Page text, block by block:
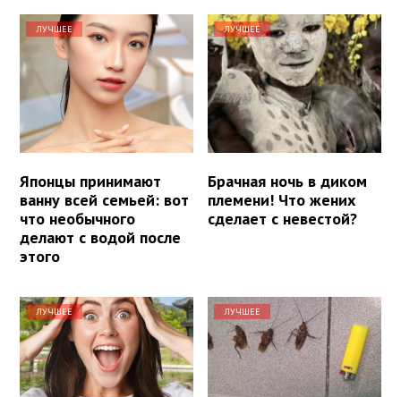
ЛУЧШЕЕ
Японцы принимают
ванну всей семьей: вот
что необычного
делают с водой после
этого
ЛУЧШЕЕ
Брачная ночь в диком
племени! Что жених
сделает с невестой?
ЛУЧШЕЕ ЛУЧШЕЕ